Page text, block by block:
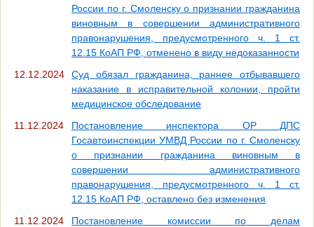
России по г. Смоленску о признании гражданина
виновным в совершении административного
правонарушения, предусмотренного ч. 1 ст.
12.15 КоАП РФ, отменено в виду недоказанности
12.12.2024
Суд обязал гражданина, раннее отбывавшего
наказание в исправительной колонии, пройти
медицинское обследование
11.12.2024
Постановление инспектора ОР ДПС
Госавтоинспекции УМВД России по г. Смоленску
о признании гражданина виновным в
совершении административного
правонарушения, предусмотренного ч. 1 ст.
12.15 КоАП РФ, оставлено без изменения
11.12.2024
Постановление комиссии по делам